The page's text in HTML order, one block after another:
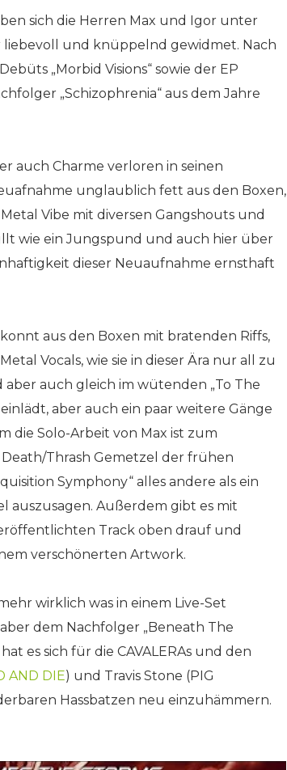
sich die Herren Max und Igor unter
liebevoll und knüppelnd gewidmet. Nach
„Morbid Visions“ sowie der EP
„Schizophrenia“ aus dem Jahre
auch Charme verloren in seinen
unglaublich fett aus den Boxen,
Vibe mit diversen Gangshouts und
wie ein Jungspund und auch hier über
dieser Neuaufnahme ernsthaft
aus den Boxen mit bratenden Riffs,
Vocals, wie sie in dieser Ära nur all zu
auch gleich im wütenden „To The
aber auch ein paar weitere Gänge
die Solo-Arbeit von Max ist zum
Thrash Gemetzel der frühen
Symphony“ alles andere als ein
Außerdem gibt es mit
Track oben drauf und
verschönerten Artwork.
wirklich was in einem Live-Set
dem Nachfolger „Beneath The
es sich für die CAVALERAs und den
AND DIE) und Travis Stone (PIG
Hassbatzen neu einzuhämmern.